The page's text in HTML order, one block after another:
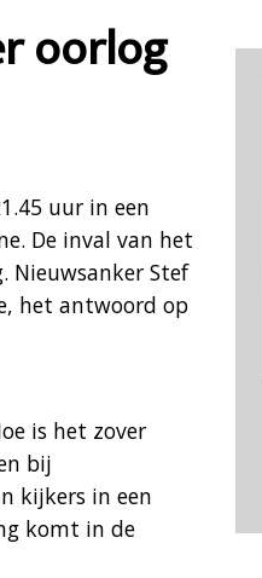
oorlog
uur in een
De inval van het
Nieuwsanker Stef
het antwoord op
is het zover
bij
kijkers in een
komt in de